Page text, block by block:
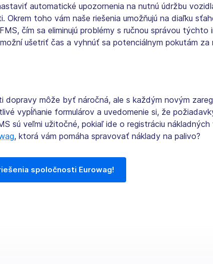
automatické upozornenia na nutnú údržbu
toho vám naše riešenia umožňujú na diaľku
čím sa eliminujú problémy s ručnou správou týchto
ušetriť čas a vyhnúť sa potenciálnym pokutám za
môže byť náročná, ale s každým novým
vypĺňanie formulárov a uvedomenie si, že
sú veľmi užitočné, pokiaľ ide o registráciu nákladných
, ktorá vám pomáha spravovať náklady na palivo?
spoločnosti Eurowag!